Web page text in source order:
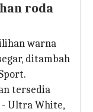
roda
warna
ditambah
tersedia
Ultra White,